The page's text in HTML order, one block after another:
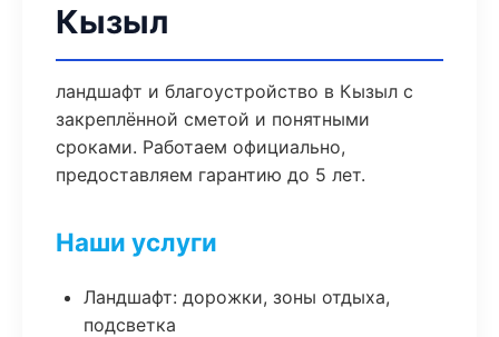
Кызыл
ландшафт и благоустройство в Кызыл с
закреплённой сметой и понятными
сроками. Работаем официально,
предоставляем гарантию до 5 лет.
Наши услуги
Ландшафт: дорожки, зоны отдыха,
подсветка